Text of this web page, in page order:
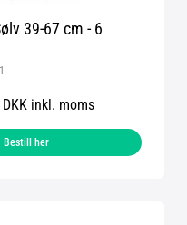
39-67 cm - 6
inkl. moms
Bestill her